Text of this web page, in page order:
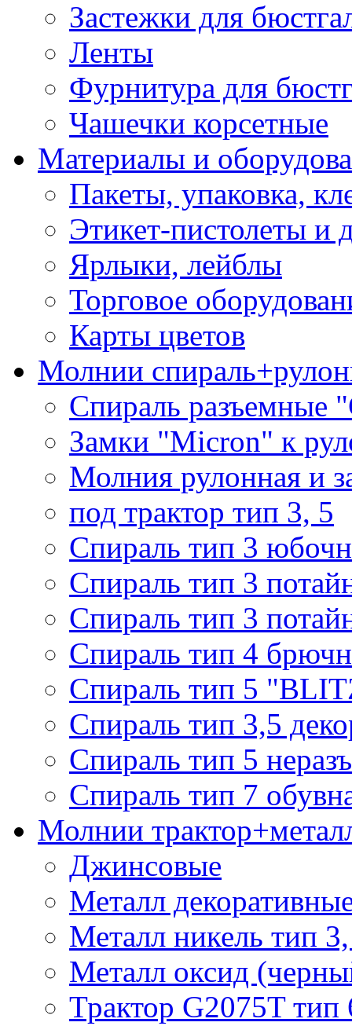
Застежки для
Ленты
Фурнитура для
Чашечки корсетные
Материалы и
Пакеты, упаковка,
Этикет-пистолеты и
Ярлыки, лейблы
Торговое
Карты цветов
Молнии
Спираль разъемные
Замки "Micron" к
Молния рулонная и
под трактор тип 3, 5
Спираль тип 3
Спираль тип 3
Спираль тип 3
Спираль тип 4
Спираль тип 5
Спираль тип 3,5
Спираль тип 5
Спираль тип 7
Молнии
Джинсовые
Металл
Металл никель тип
Металл оксид
Трактор G2075T тип